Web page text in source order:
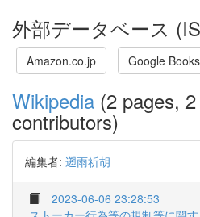
外部データベース
Amazon.co.jp Google Books
Wikipedia (2 pages,
contributors)
編集者: 遡雨祈胡
2023-06-06 23:28:53